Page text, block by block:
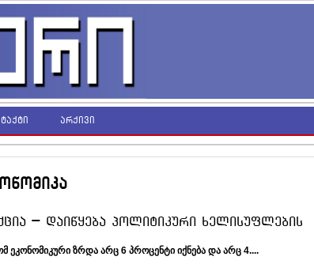
არქივი
_ დაიწყება პოლიტიკური ხელისუფლების
ეკონომიკური ზრდა არც 6 პროცენტი იქნება და არც 4....